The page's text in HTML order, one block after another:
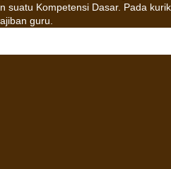
suatu Kompetensi Dasar. Pada
guru.